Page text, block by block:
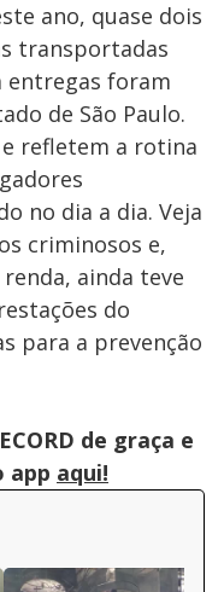
ano, quase dois
transportadas
foram
de São Paulo.
refletem a rotina
no dia a dia. Veja
criminosos e,
ainda teve
do
para a prevenção
de graça e
app aqui!